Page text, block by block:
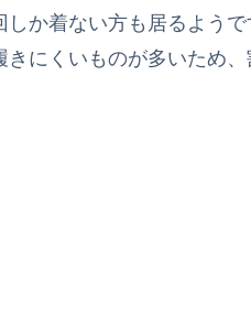
か着ない方も居るようで
にくいものが多いため、